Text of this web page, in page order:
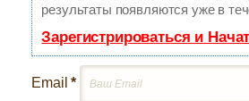
результаты появляются уже в
Зарегистрироваться и
Email *